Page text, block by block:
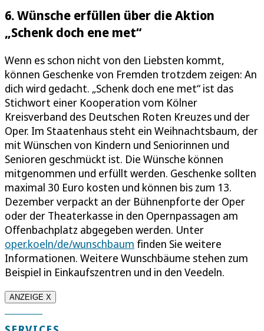
6. Wünsche erfüllen über die Aktion
„Schenk doch ene met“
Wenn es schon nicht von den Liebsten kommt,
können Geschenke von Fremden trotzdem zeigen: An
dich wird gedacht. „Schenk doch ene met“ ist das
Stichwort einer Kooperation vom Kölner
Kreisverband des Deutschen Roten Kreuzes und der
Oper. Im Staatenhaus steht ein Weihnachtsbaum, der
mit Wünschen von Kindern und Seniorinnen und
Senioren geschmückt ist. Die Wünsche können
mitgenommen und erfüllt werden. Geschenke sollten
maximal 30 Euro kosten und können bis zum 13.
Dezember verpackt an der Bühnenpforte der Oper
oder der Theaterkasse in den Opernpassagen am
Offenbachplatz abgegeben werden. Unter
oper.koeln/de/wunschbaum finden Sie weitere
Informationen. Weitere Wunschbäume stehen zum
Beispiel in Einkaufszentren und in den Veedeln.
ANZEIGE X